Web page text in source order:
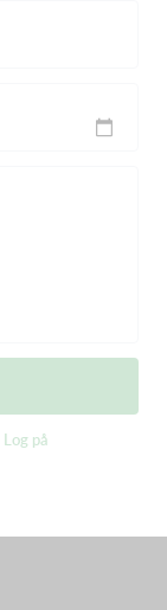
Log på